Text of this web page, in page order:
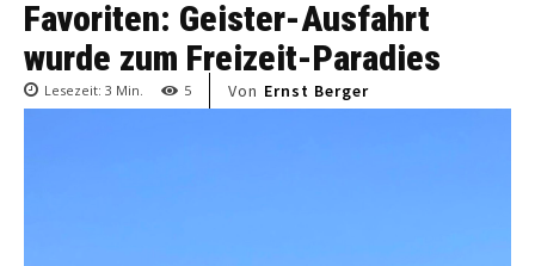
Favoriten: Geister-Ausfahrt
wurde zum Freizeit-Paradies
Lesezeit: 3 Min. 5 Von Ernst Berger